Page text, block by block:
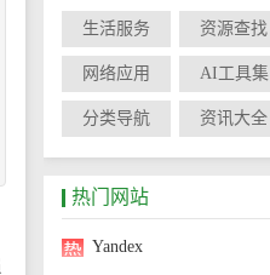
生活服务 资源查找
网络应用 AI工具集
分类导航 资讯大全
热门网站
Yandex